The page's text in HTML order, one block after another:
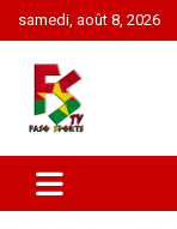
au
contenu
samedi, août 8, 2026
Rugby